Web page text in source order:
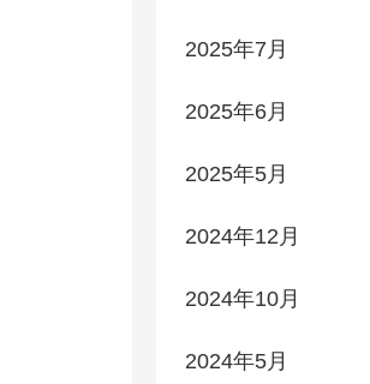
2025年7月
2025年6月
2025年5月
2024年12月
2024年10月
2024年5月